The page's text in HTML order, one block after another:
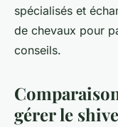
spécialisés et
de chevaux pour
conseils.
gérer le